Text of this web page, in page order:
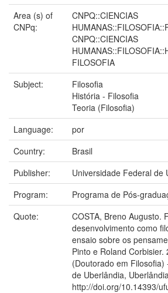
Area (s) of
CNPq:
CNPQ::CIENCIAS
CNPQ::CIENCIAS
FILOSOFIA
Subject:
Filosofia
História - Filosofia
Teoria (Filosofia)
Language:
por
Country:
Brasil
Publisher:
Universidade Federal de
Program:
Programa de Pós-
Quote:
COSTA, Breno Augusto.
desenvolvimento como
ensaio sobre os
Pinto e Roland Corbisier.
(Doutorado em
de Uberlândia,
http://doi.org/10.14393/